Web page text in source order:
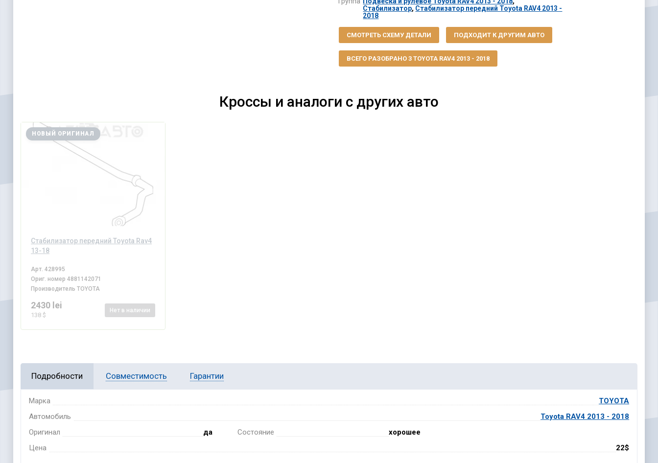
Стабилизатор, Стабилизатор передний Toyota RAV4 2013 -
2018
СМОТРЕТЬ СХЕМУ ДЕТАЛИ ПОДХОДИТ К ДРУГИМ АВТО
ВСЕГО РАЗОБРАНО 3 TOYOTA RAV4 2013 - 2018
Кроссы и аналоги с других авто
Стабилизатор передний Toyota Rav4
13-18
НОВЫЙ ОРИГИНАЛ
Арт.428995
Ориг. номер4881142071
ПроизводительTOYOTA
2430 lei
138 $
Нет в наличии
Подробности Совместимость Гарантии
Марка
TOYOTA
Автомобиль
Toyota RAV4 2013 - 2018
Оригинал
да Состояние
хорошее
Цена
22$